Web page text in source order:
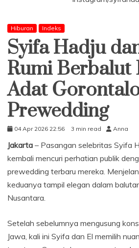
Hiburan Indeks
Syifa Hadju
Rumi Berbalut
Adat
Prewedding
04 Apr 2026 22:56 3 min read Anna
Jakarta – Pasangan selebritas Syifa
kembali mencuri perhatian publik
prewedding terbaru mereka.
keduanya tampil elegan dalam
Nusantara.
Setelah sebelumnya mengusung
Jawa, kali ini Syifa dan El memilih